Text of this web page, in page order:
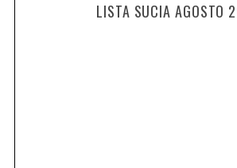
LISTA SUCIA AGOSTO